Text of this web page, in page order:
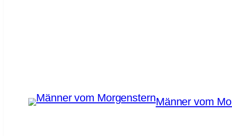
Männer vom